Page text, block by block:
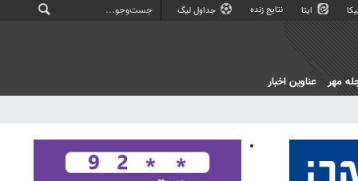
ایتا نتایج زنده جداول لیگ
مهر عناوین اخبار